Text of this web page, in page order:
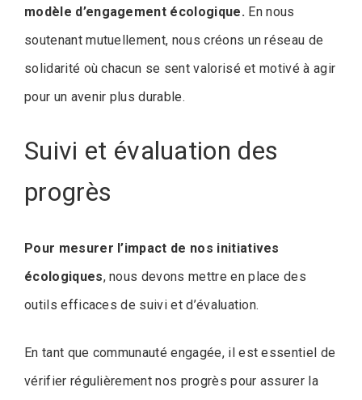
modèle d’engagement écologique.En nous
soutenant mutuellement, nous créons un réseau de
solidarité où chacun se sent valorisé et motivé à agir
pour un avenir plus durable.
Suivi et évaluation des
progrès
Pour mesurer l’impact de nos initiatives
écologiques, nous devons mettre en place des
outils efficaces de suivi et d’évaluation.
En tant que communauté engagée, il est essentiel de
vérifier régulièrement nos progrès pour assurer la